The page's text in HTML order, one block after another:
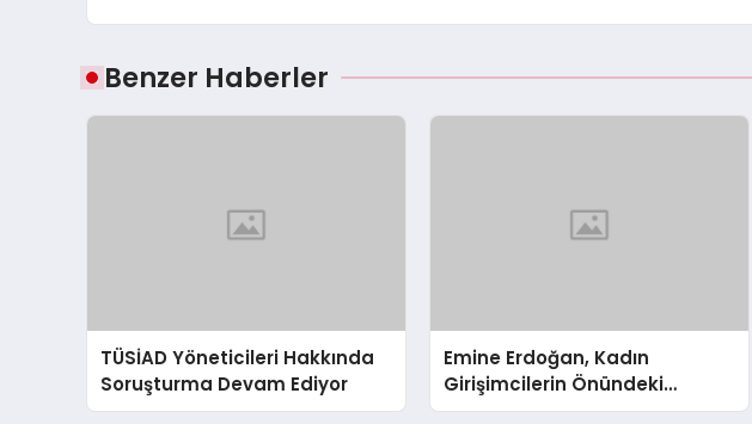
Benzer Haberler
TÜSİAD Yöneticileri Hakkında
Soruşturma Devam Ediyor
Emine Erdoğan, Kadın
Girişimcilerin Önündeki
Engelleri Vurguladı